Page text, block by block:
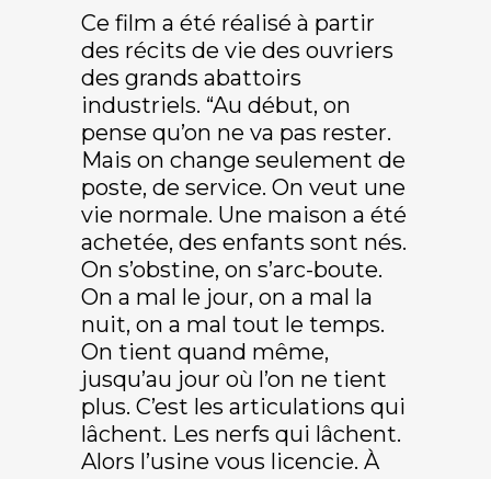
Ce film a été réalisé à partir
des récits de vie des ouvriers
des grands abattoirs
industriels. “Au début, on
pense qu’on ne va pas rester.
Mais on change seulement de
poste, de service. On veut une
vie normale. Une maison a été
achetée, des enfants sont nés.
On s’obstine, on s’arc-boute.
On a mal le jour, on a mal la
nuit, on a mal tout le temps.
On tient quand même,
jusqu’au jour où l’on ne tient
plus. C’est les articulations qui
lâchent. Les nerfs qui lâchent.
Alors l’usine vous licencie. À